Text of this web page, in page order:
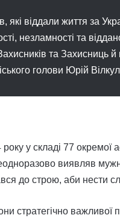
віддали життя за
незламності та
та Захисниць й
голови Юрій
у складі 77 окремої
виявляв
до строю, аби нести
стратегічно важливої